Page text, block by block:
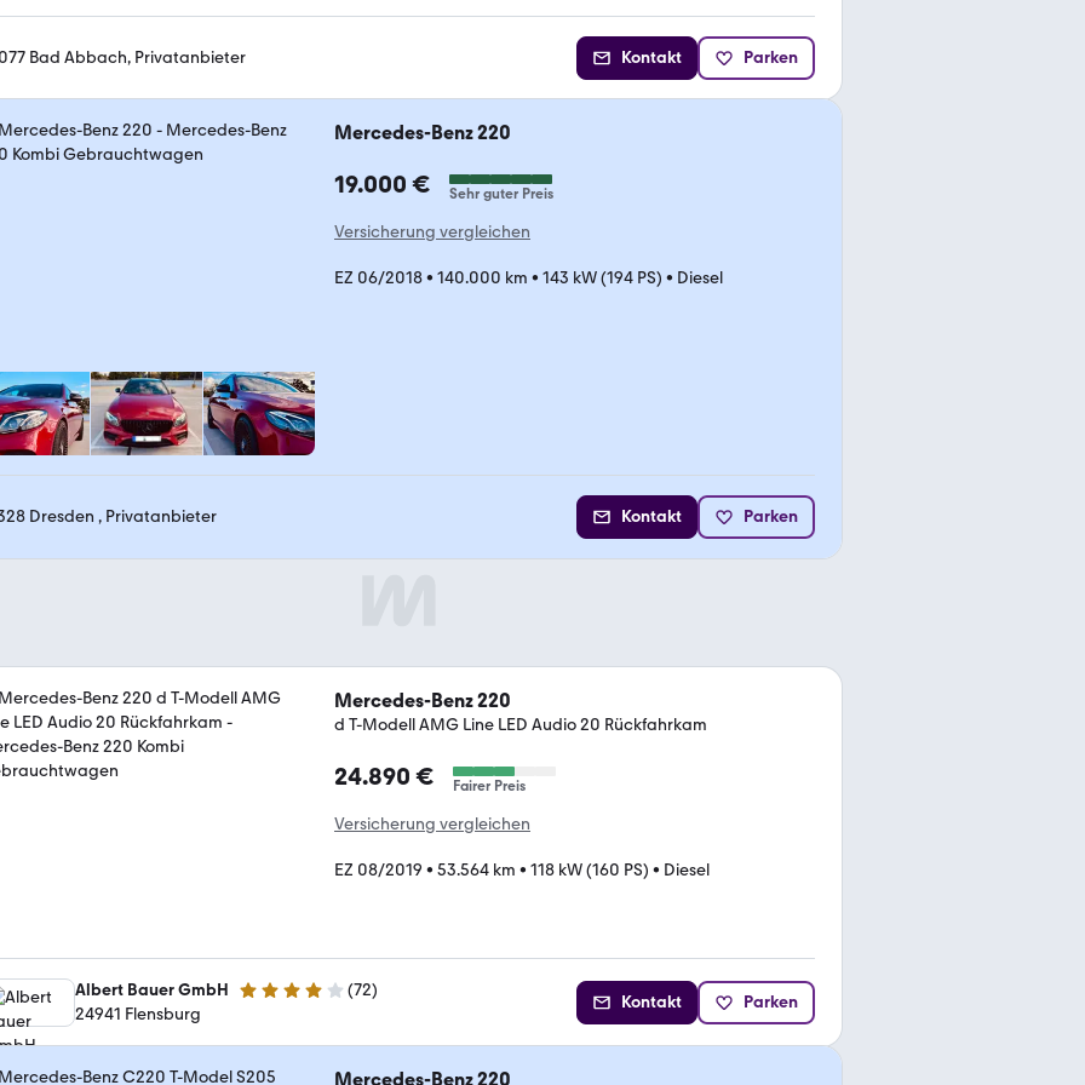
Bad Abbach, Privatanbieter Kontakt Parken
Mercedes-Benz 220
19.000 € Sehr guter Preis
Versicherung vergleichen
EZ 06/2018• 140.000 km • 143 kW (194 PS) • Diesel
Dresden , Privatanbieter Kontakt Parken
Mercedes-Benz 220
d T-Modell AMG Line LED Audio 20 Rückfahrkam
24.890 € Fairer Preis
Versicherung vergleichen
EZ 08/2019 • 53.564 km • 118 kW (160 PS) • Diesel
Albert Bauer GmbH 4.1 Sterne (72)
24941 Flensburg
Kontakt Parken
Mercedes-Benz 220